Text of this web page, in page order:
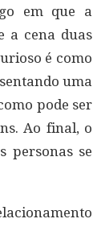
em que a
a cena duas
é como
uma
pode ser
Ao final, o
personas se